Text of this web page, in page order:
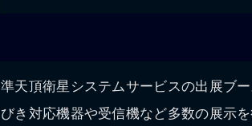
準天頂衛星システムサービスの出展ブ
びき対応機器や受信機など多数の展示